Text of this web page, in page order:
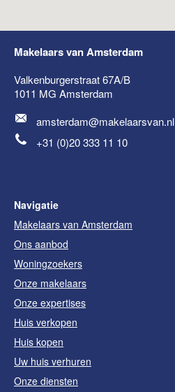
Makelaars van Amsterdam
Valkenburgerstraat 67A/B
1011 MG Amsterdam
amsterdam@makelaarsvan.nl
+31 (0)20 333 11 10
Navigatie
Makelaars van Amsterdam
Ons aanbod
Woningzoekers
Onze makelaars
Onze expertises
Huis verkopen
Huis kopen
Uw huis verhuren
Onze diensten